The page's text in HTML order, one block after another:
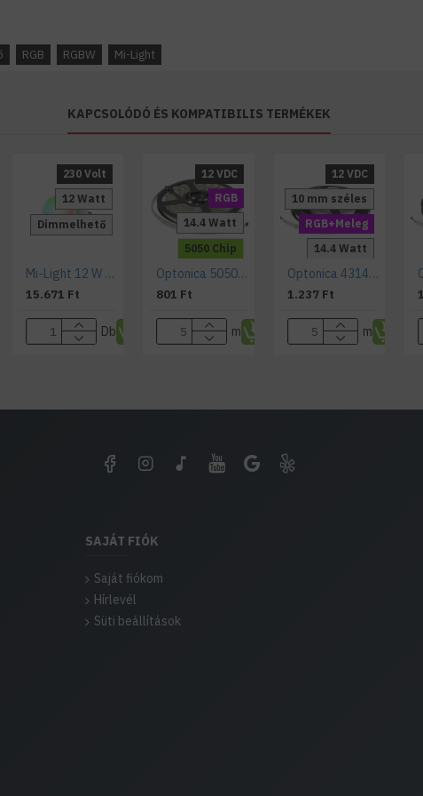
RGB RGBW Mi-Light
KAPCSOLÓDÓ ÉS KOMPATIBILIS TERMÉKEK
12 Watt
Dimmelhető
230 Volt
Mi-Light 12 W RGB+CCT SMART LED fényforrás, izzó, E27 foglalat
15.671 Ft
Db
RGB
5050 Chip
12 VDC
IP54
14.4 Watt
Optonica 5050/60 kültéri RGB LED szalag 14,4W
801 Ft
m
RGB+Meleg
5050 Chip
IP20 Beltéri
12 VDC
Dimmelhető
14.4 Watt
10 mm széles
Optonica 4314 RGB+WW színes és Meleg Fehér LED Szalag 12V 14,4W 1000lm
1.237 Ft
m
SAJÁT FIÓK
Saját fiókom
Hírlevél
Süti beállítások